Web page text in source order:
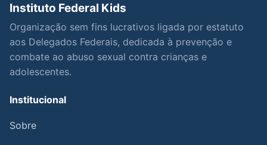
Instituto Federal Kids
Organização sem fins lucrativos ligada por estatuto
aos Delegados Federais, dedicada à prevenção e
combate ao abuso sexual contra crianças e
adolescentes.
Institucional
Sobre